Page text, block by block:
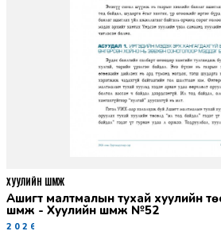
Ашигт малтмалын тухай хуулийн төсөлд өгөх санал,
шүүмж - Хуулийн шүүмж №52
2026-06-29
ХУУЛИЙН ШҮҮМЖ